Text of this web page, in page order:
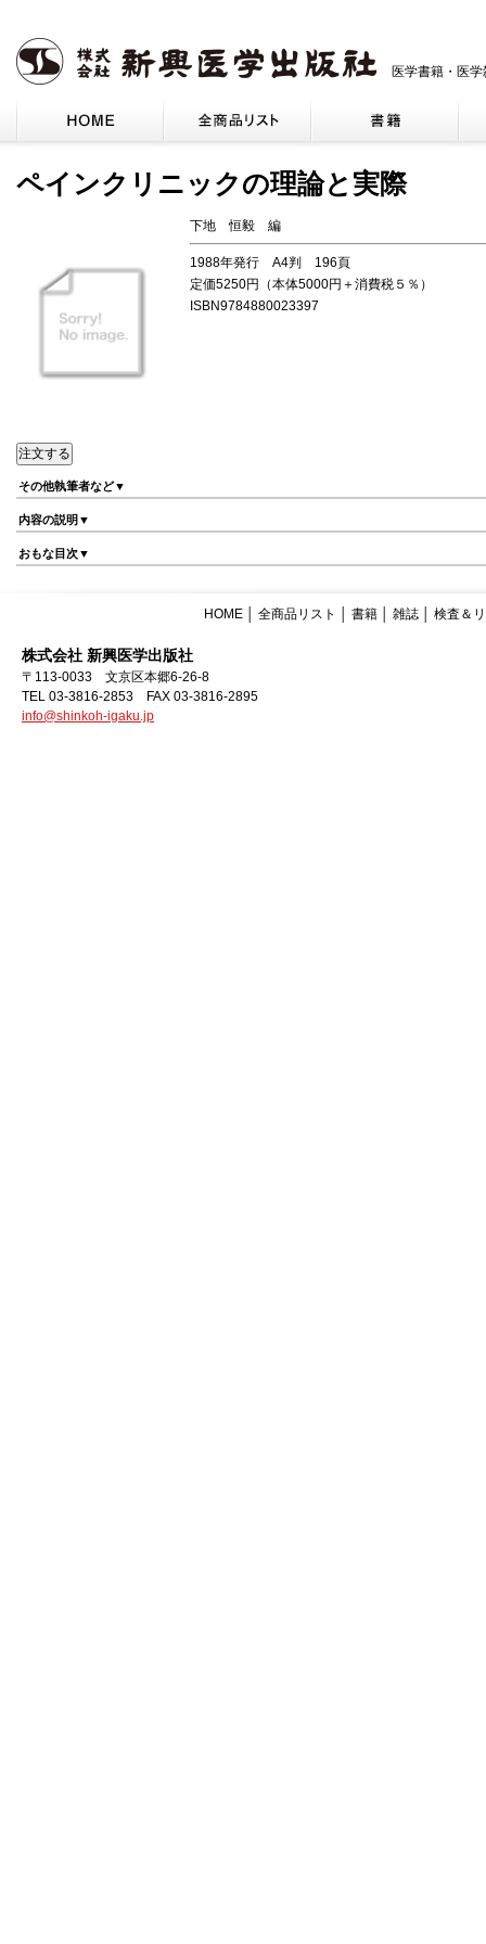
医学書籍・医
ペインクリニックの理論と実際
下地 恒毅 編
1988年発行 A4判 196頁
定価5250円（本体5000円＋消費税５％）
ISBN9784880023397
その他執筆者など▼
内容の説明▼
おもな目次▼
HOME 全商品リスト 書籍 雑誌 検査＆
株式会社 新興医学出版社
〒113-0033 文京区本郷6-26-8
TEL 03-3816-2853 FAX 03-3816-2895
info@shinkoh-igaku.jp